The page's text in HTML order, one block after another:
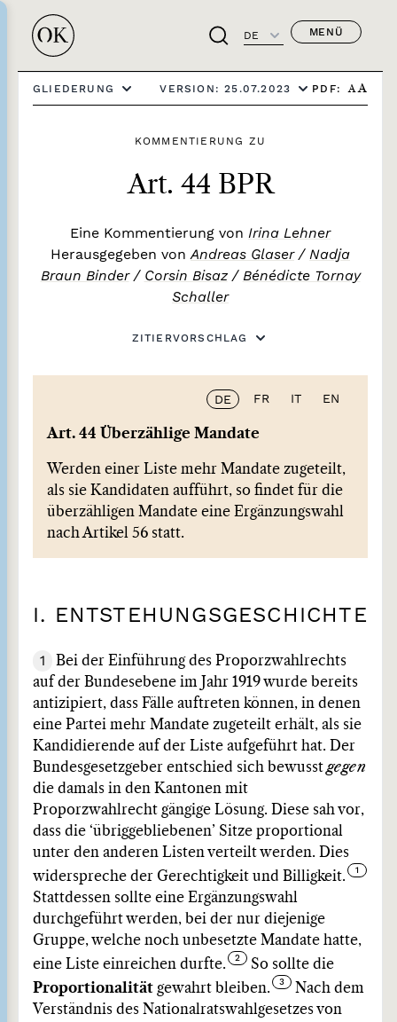
DE MENÜ
GLIEDERUNG VERSION: 25.07.2023 PDF: A A
KOMMENTIERUNG ZU
Art. 44 BPR
Eine Kommentierung von Irina Lehner
Herausgegeben vonAndreas Glaser/ Nadja
Braun Binder/ Corsin Bisaz/ Bénédicte Tornay
Schaller
ZITIERVORSCHLAG
DE FR IT EN
Art. 44 Überzählige Mandate
Werden einer Liste mehr Mandate zugeteilt,
als sie Kandidaten aufführt, so findet für die
überzähligen Mandate eine Ergänzungswahl
nach Artikel 56 statt.
I. ENTSTEHUNGSGESCHICHTE
1
Bei der Einführung des Proporzwahlrechts
auf der Bundesebene im Jahr 1919 wurde bereits
antizipiert, dass Fälle auftreten können, in denen
eine Partei mehr Mandate zugeteilt erhält, als sie
Kandidierende auf der Liste aufgeführt hat. Der
Bundesgesetzgeber entschied sich bewusst gegen
die damals in den Kantonen mit
Proporzwahlrecht gängige Lösung. Diese sah vor,
dass die ‘übriggebliebenen’ Sitze proportional
unter den anderen Listen verteilt werden. Dies
widerspreche der Gerechtigkeit und Billigkeit.
Stattdessen sollte eine Ergänzungswahl
durchgeführt werden, bei der nur diejenige
Gruppe, welche noch unbesetzte Mandate hatte,
eine Liste einreichen durfte.
So sollte die
Proportionalität gewahrt bleiben.
Nach dem
Verständnis des Nationalratswahlgesetzes von